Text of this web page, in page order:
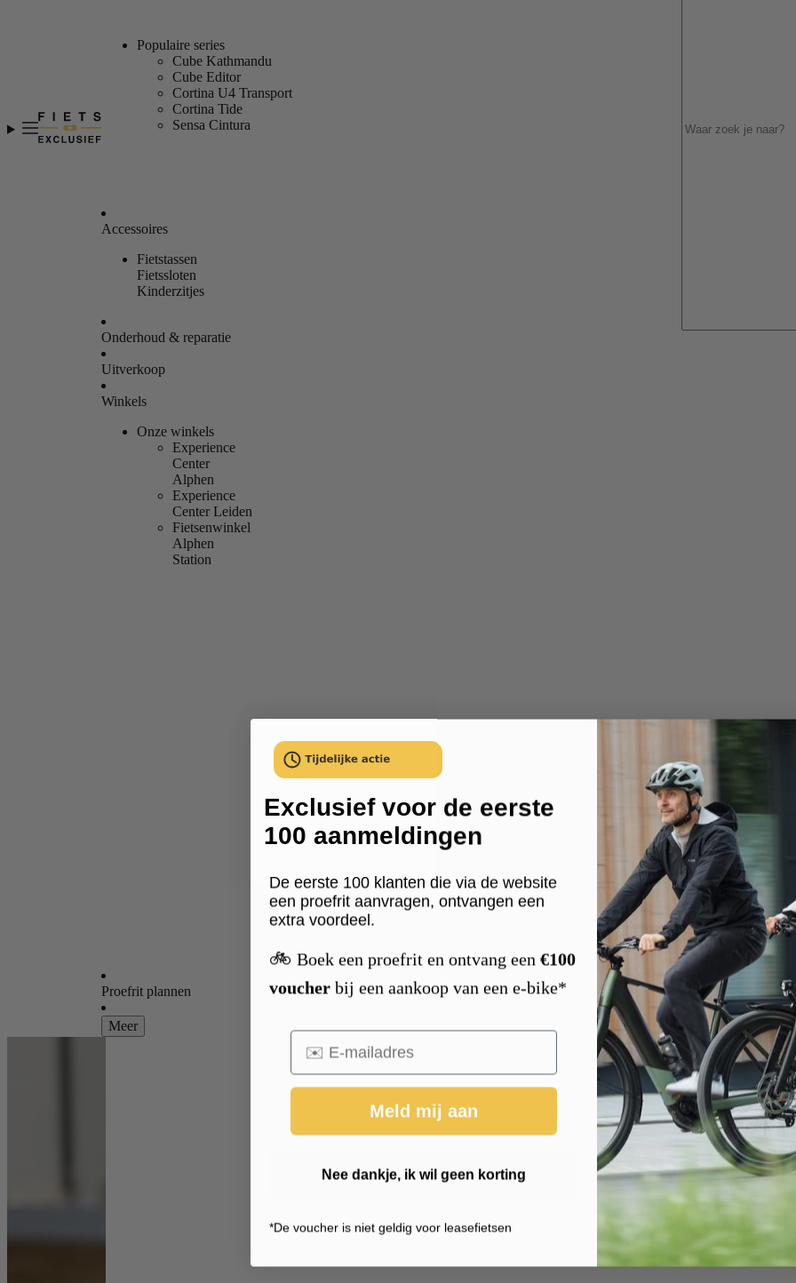
Populaire series
Cube Kathmandu
Cube Editor
Cortina U4 Transport
Cortina Tide
Sensa Cintura
Accessoires
Fietstassen
Fietssloten
Kinderzitjes
Onderhoud & reparatie
Uitverkoop
Winkels
Onze winkels
Experience
Center
Alphen
Experience
Center Leiden
Fietsenwinkel
Alphen
Station
Proefrit plannen
Meer
Exclusief voor de eerste
100 aanmeldingen
De eerste 100 klanten die via de website
een proefrit aanvragen, ontvangen een
extra voordeel.
🚲 Boek een proefrit en ontvang een €100
voucher bij een aankoop van een e-bike*
Email
Meld mij aan
Nee dankje, ik wil geen korting
*De voucher is niet geldig voor leasefietsen